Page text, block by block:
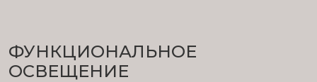
ФУНКЦИОНА­ЛЬНОЕ
ОСВЕЩЕНИЕ